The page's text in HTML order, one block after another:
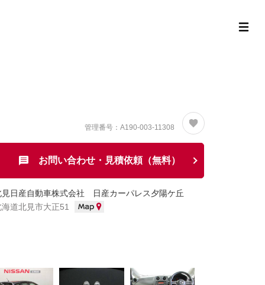
管理番号：A190-003-11308
お問い合わせ・見積依頼（無料）
見日産自動車株式会社 日産カーパレス夕陽ケ丘
海道北見市大正51